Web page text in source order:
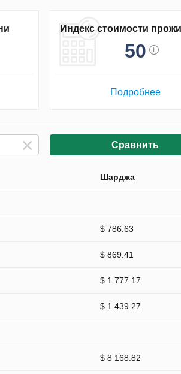
Индекс стоимости
50
Подробнее
Сравнить
Шарджа
$ 786.63
$ 869.41
$ 1 777.17
$ 1 439.27
$ 8 168.82